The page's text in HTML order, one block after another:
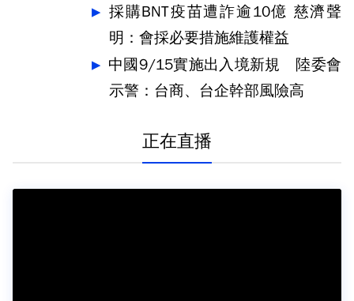
採購BNT疫苗遭詐逾10億 慈濟聲
明：會採必要措施維護權益
中國9/15實施出入境新規 陸委會
示警：台商、台企幹部風險高
正在直播